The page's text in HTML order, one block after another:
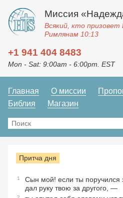
Миссия
Всякий, кто призовет
Римлянам 10:13
+1 941 404 8483
Mon - Sat: 9:00am - 6:00pm. EST
Главная О миссии
Библия
Магазин
Притча дня
1
Сын мой! если ты поручился
дал руку твою за другого, —